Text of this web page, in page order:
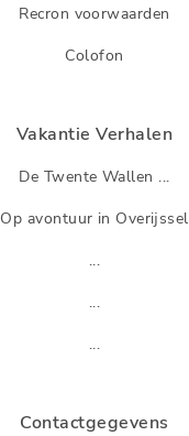
Recron voorwaarden
Colofon
Vakantie Verhalen
De Twente Wallen ...
Op avontuur in Overijssel
...
...
...
Contactgegevens